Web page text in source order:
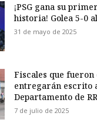
¡PSG gana su
historia! Golea 5-0
31 de mayo de 2025
Fiscales que
entregarán escrito
Departamento de
7 de julio de 2025